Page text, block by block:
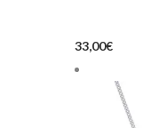
33,00€